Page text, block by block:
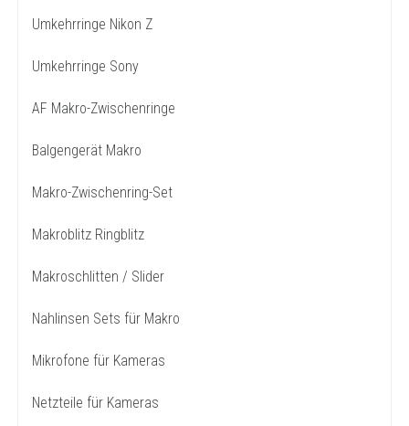
Umkehrringe Nikon Z
Umkehrringe Sony
AF Makro-Zwischenringe
Balgengerät Makro
Makro-Zwischenring-Set
Makroblitz Ringblitz
Makroschlitten / Slider
Nahlinsen Sets für Makro
Mikrofone für Kameras
Netzteile für Kameras